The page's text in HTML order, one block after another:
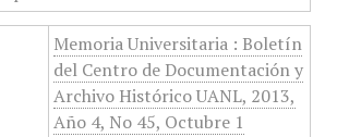
Memoria Universitaria : Boletín
del Centro de Documentación y
Archivo Histórico UANL, 2013,
Año 4, No 45, Octubre 1